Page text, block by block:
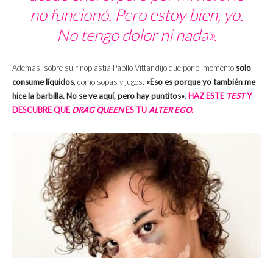
no funcionó. Pero estoy bien, yo.
No tengo dolor ni nada».
Además, sobre su rinoplastia Pabllo Vittar dijo que por el momento solo
consume líquidos , como sopas y jugos: «Eso es porque yo también me
hice la barbilla. No se ve aquí, pero hay puntitos». HAZ ESTE TESTY
DESCUBRE QUE DRAG QUEENES TUALTER EGO.